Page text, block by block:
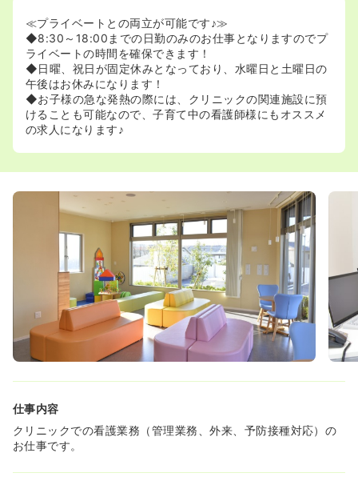
≪プライベートとの両立が可能です♪≫
◆8:30～18:00までの日勤のみのお仕事となりますのでプ
ライベートの時間を確保できます！
◆日曜、祝日が固定休みとなっており、水曜日と土曜日の
午後はお休みになります！
◆お子様の急な発熱の際には、クリニックの関連施設に預
けることも可能なので、子育て中の看護師様にもオススメ
の求人になります♪
仕事内容
クリニックでの看護業務（管理業務、外来、予防接種対応）の
お仕事です。